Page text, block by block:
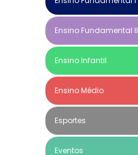
Ensino Fundamental II
Ensino Infantil
Ensino Médio
Esportes
Eventos